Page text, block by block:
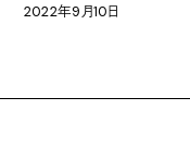
2022年9月10日